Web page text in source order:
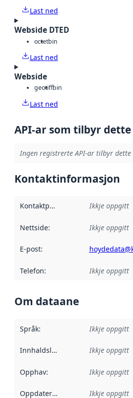
Last ned
Webside DTED
octetbin
Last ned
Webside
geotiffbin
Last ned
API-ar som tilbyr
Ingen registrerte API-ar tilbyr dette
Kontaktinformasjon
Kontaktpunkt Ikkje oppgitt
Nettside: Ikkje oppgitt
E-post:
Telefon: Ikkje oppgitt
Om dataane
Språk: Ikkje oppgitt
Innhaldsleverandørar :
Ikkje oppgitt
Opphav: Ikkje oppgitt
Oppdateringsfrekvens :
Ikkje oppgitt